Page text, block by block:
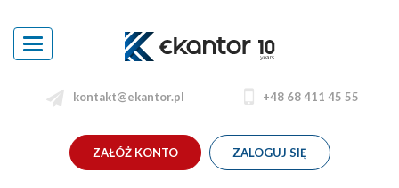
Toggle
navigation
kontakt@ekantor.pl +48 68 411 45 55
ZAŁÓŻ KONTO ZALOGUJ SIĘ